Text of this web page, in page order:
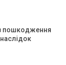
пошкодження